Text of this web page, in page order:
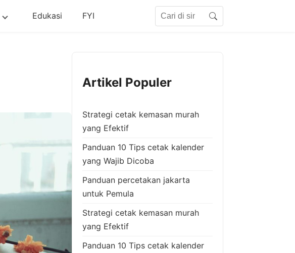
Edukasi FYI Search
Artikel Populer
Strategi cetak kemasan murah
yang Efektif
Panduan 10 Tips cetak kalender
yang Wajib Dicoba
Panduan percetakan jakarta
untuk Pemula
Strategi cetak kemasan murah
yang Efektif
Panduan 10 Tips cetak kalender